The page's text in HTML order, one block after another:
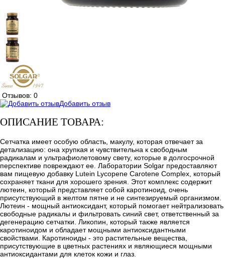
Отзывов: 0
Добавить отзыв
ОПИСАНИЕ ТОВАРА:
Сетчатка имеет особую область, макулу, которая отвечает за
детализацию: она хрупкая и чувствительна к свободным
радикалам и ультрафиолетовому свету, которые в долгосрочной
перспективе повреждают ее. Лаборатории Solgar предоставляют
вам пищевую добавку Lutein Lycopene Carotene Complex, который
сохраняет ткани для хорошего зрения. Этот комплекс содержит
лютеин, который представляет собой каротиноид, очень
присутствующий в желтом пятне и не синтезируемый организмом.
Лютеин - мощный антиоксидант, который помогает нейтрализовать
свободные радикалы и фильтровать синий свет, ответственный за
дегенерацию сетчатки. Ликопин, который также является
каротиноидом и обладает мощными антиоксидантными
свойствами. Каротиноиды - это растительные вещества,
присутствующие в цветных растениях и являющиеся мощными
антиоксидантами для клеток кожи и глаз.